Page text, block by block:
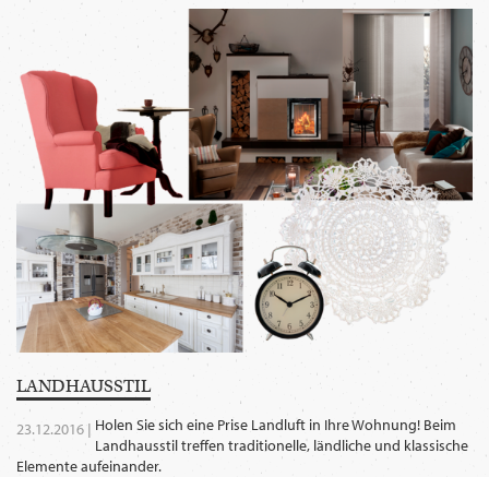
LAND­HAUS­STIL
23.12.2016 | Holen Sie sich eine Prise Landluft in Ihre Wohnung! Beim
Landhausstil treffen traditionelle, ländliche und klassische
Elemente aufeinander.